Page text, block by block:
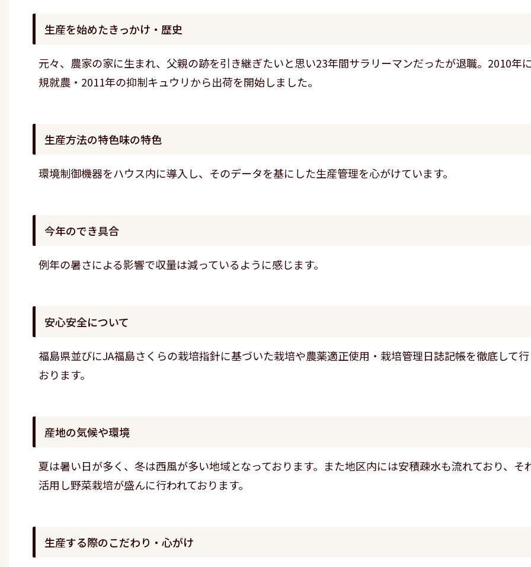
生産を始めたきっかけ・歴史
元々、農家の家に生まれ、父親の跡を引き継ぎたいと思い23年間サラリーマンだったが退職。2010年
規就農・2011年の抑制キュウリから出荷を開始しました。
生産方法の特色味の特色
環境制御機器をハウス内に導入し、そのデータを基にした生産管理を心がけています。
今年のでき具合
例年の暑さによる影響で収量は減っているように感じます。
安心安全について
福島県並びにJA福島さくらの栽培指針に基づいた栽培や農薬適正使用・栽培管理日誌記帳を徹底して
おります。
産地の気候や環境
夏は暑い日が多く、冬は西風が多い地域となっております。また地区内には安積疎水も流れており、そ
活用し野菜栽培が盛んに行われております。
生産する際のこだわり・心がけ